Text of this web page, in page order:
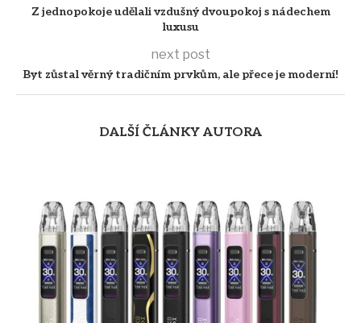
Z jednopokoje udělali vzdušný dvoupokoj s nádechem
luxusu
next post
Byt zůstal věrný tradičním prvkům, ale přece je moderní!
DALŠÍ ČLÁNKY AUTORA